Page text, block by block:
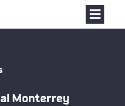
Monterrey